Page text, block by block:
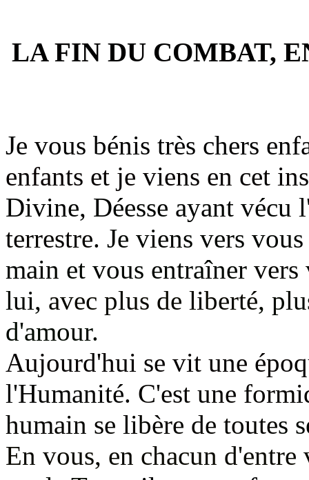
LA FIN DU COMBAT,
Je vous bénis très chers
enfants et je viens en cet
Divine, Déesse ayant vécu
terrestre. Je viens vers
main et vous entraîner vers
lui, avec plus de liberté,
d'amour.
Aujourd'hui se vit une
l'Humanité. C'est une
humain se libère de toutes
En vous, en chacun